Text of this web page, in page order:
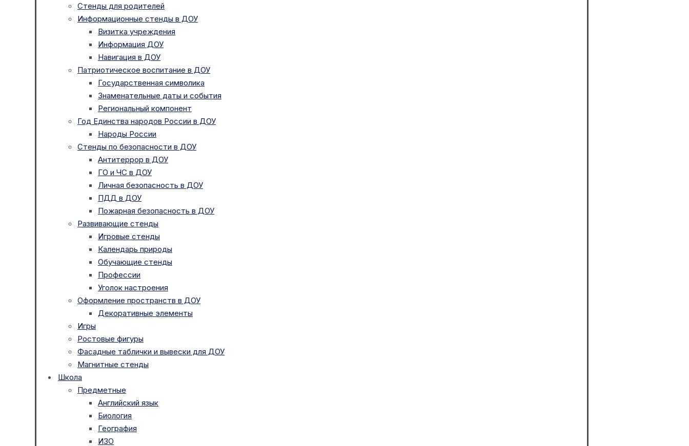
Стенды для родителей
Информационные стенды в ДОУ
Визитка учреждения
Информация ДОУ
Навигация в ДОУ
Патриотическое воспитание в ДОУ
Государственная символика
Знаменательные даты и события
Региональный компонент
Год Единства народов России в ДОУ
Народы России
Стенды по безопасности в ДОУ
Антитеррор в ДОУ
ГО и ЧС в ДОУ
Личная безопасность в ДОУ
ПДД в ДОУ
Пожарная безопасность в ДОУ
Развивающие стенды
Игровые стенды
Календарь природы
Обучающие стенды
Профессии
Уголок настроения
Оформление пространств в ДОУ
Декоративные элементы
Игры
Ростовые фигуры
Фасадные таблички и вывески для ДОУ
Магнитные стенды
Школа
Предметные
Английский язык
Биология
География
ИЗО